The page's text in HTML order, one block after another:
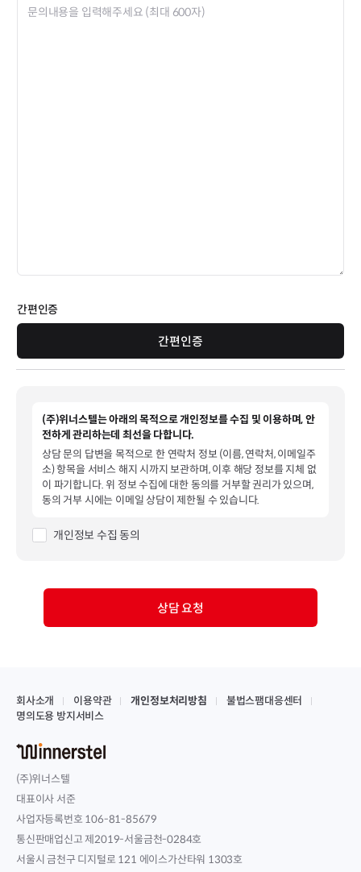
간편인증
간편인증
(주)위너스텔는 아래의 목적으로 개인정보를 수집 및 이용하며, 안
전하게 관리하는데 최선을 다합니다.
상담 문의 답변을 목적으로 한 연락처 정보 (이름, 연락처, 이메일주
소) 항목을 서비스 해지 시까지 보관하며, 이후 해당 정보를 지체 없
이 파기합니다. 위 정보 수집에 대한 동의를 거부할 권리가 있으며,
동의 거부 시에는 이메일 상담이 제한될 수 있습니다.
개인정보 수집 동의
상담 요청
회사소개 이용약관 개인정보처리방침
불법스팸대응센터
명의도용 방지서비스
(주)위너스텔
대표이사 서준
사업자등록번호 106-81-85679
통신판매업신고 제2019-서울금천-0284호
서울시 금천구 디지털로 121 에이스가산타워 1303호